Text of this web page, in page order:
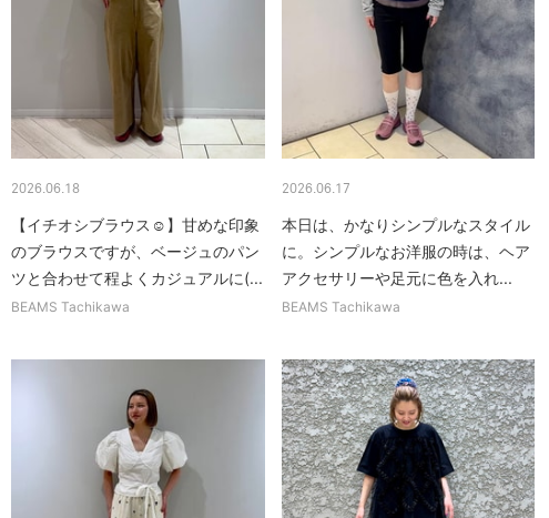
2026.06.18
【イチオシブラウス☺︎】甘めな印象
のブラウスですが、ベージュのパン
ツと合わせて程よくカジュアルに(...
BEAMS Tachikawa
2026.06.17
本日は、かなりシンプルなスタイル
に。シンプルなお洋服の時は、ヘア
アクセサリーや足元に色を入れ...
BEAMS Tachikawa